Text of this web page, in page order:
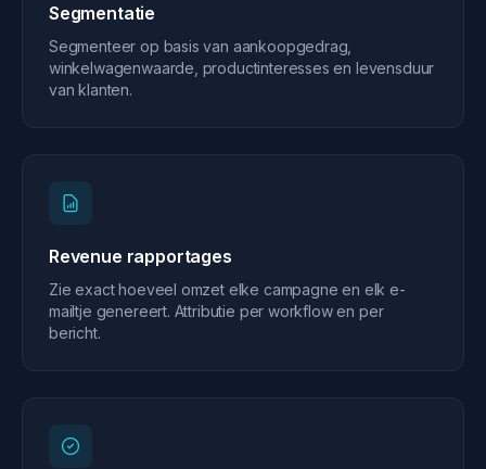
Segmentatie
Segmenteer op basis van aankoopgedrag,
winkelwagenwaarde, productinteresses en levensduur
van klanten.
Revenue rapportages
Zie exact hoeveel omzet elke campagne en elk e-
mailtje genereert. Attributie per workflow en per
bericht.